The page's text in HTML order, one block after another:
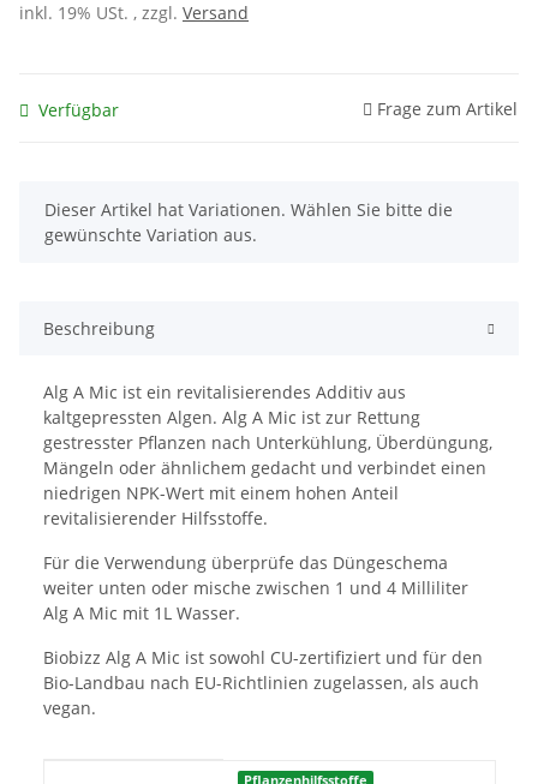
inkl. 19% USt. , zzgl. Versand
Verfügbar Frage zum Artikel
x
Dieser Artikel hat Variationen. Wählen Sie bitte die
gewünschte Variation aus.
Beschreibung
Alg A Mic ist ein revitalisierendes Additiv aus
kaltgepressten Algen. Alg A Mic ist zur Rettung
gestresster Pflanzen nach Unterkühlung, Überdüngung,
Mängeln oder ähnlichem gedacht und verbindet einen
niedrigen NPK-Wert mit einem hohen Anteil
revitalisierender Hilfsstoffe.
Für die Verwendung überprüfe das Düngeschema
weiter unten oder mische zwischen 1 und 4 Milliliter
Alg A Mic mit 1L Wasser.
Biobizz Alg A Mic ist sowohl CU-zertifiziert und für den
Bio-Landbau nach EU-Richtlinien zugelassen, als auch
vegan.